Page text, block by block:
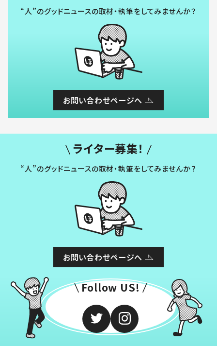
“人”のグッドニュースの取材・執筆をしてみませんか？
お問い合わせページへ
ライター募集！
“人”のグッドニュースの取材・執筆をしてみませんか？
お問い合わせページへ
Follow US!